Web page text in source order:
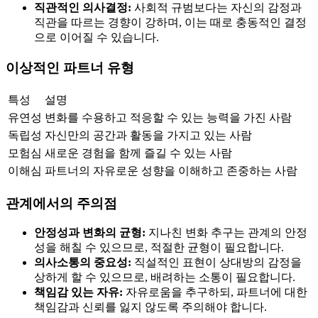
직관적인 의사결정: 사회적 규범보다는 자신의 감정과
직관을 따르는 경향이 강하며, 이는 때로 충동적인 결정
으로 이어질 수 있습니다.
이상적인 파트너 유형
특성
설명
유연성 변화를 수용하고 적응할 수 있는 능력을 가진 사람
독립성 자신만의 공간과 활동을 가지고 있는 사람
모험심 새로운 경험을 함께 즐길 수 있는 사람
이해심 파트너의 자유로운 성향을 이해하고 존중하는 사람
관계에서의 주의점
안정성과 변화의 균형: 지나친 변화 추구는 관계의 안정
성을 해칠 수 있으므로, 적절한 균형이 필요합니다.
의사소통의 중요성: 직설적인 표현이 상대방의 감정을
상하게 할 수 있으므로, 배려하는 소통이 필요합니다.
책임감 있는 자유: 자유로움을 추구하되, 파트너에 대한
책임감과 신뢰를 잃지 않도록 주의해야 합니다.